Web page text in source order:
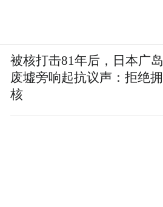
被核打击81年后，日本广岛
废墟旁响起抗议声：拒绝拥
核